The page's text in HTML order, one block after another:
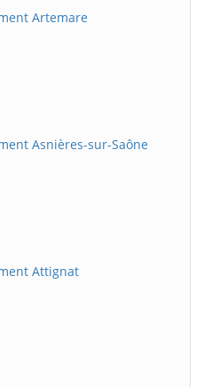
Artemare
Asnières-sur-Saône
Attignat